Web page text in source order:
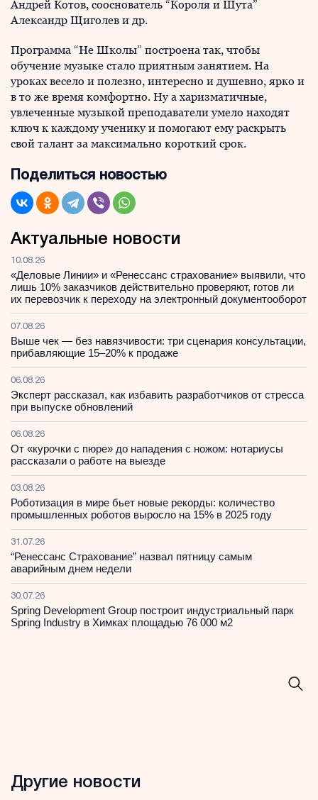
Андрей Котов, сооснователь “Короля и Шута”
Александр Щиголев и др.
Программа “Не Школы” построена так, чтобы
обучение музыке стало приятным занятием. На
уроках весело и полезно, интересно и душевно, ярко и
в то же время комфортно. Ну а харизматичные,
увлеченные музыкой преподаватели умело находят
ключ к каждому ученику и помогают ему раскрыть
свой талант за максимально короткий срок.
Поделиться новостью
Актуальные новости
10.08.26
«Деловые Линии» и «Ренессанс страхование» выявили, что
лишь 10% заказчиков действительно проверяют, готов ли
их перевозчик к переходу на электронный документооборот
07.08.26
Выше чек — без навязчивости: три сценария консультации,
прибавляющие 15–20% к продаже
06.08.26
Эксперт рассказал, как избавить разработчиков от стресса
при выпуске обновлений
06.08.26
От «курочки с пюре» до нападения с ножом: нотариусы
рассказали о работе на выезде
03.08.26
Роботизация в мире бьет новые рекорды: количество
промышленных роботов выросло на 15% в 2025 году
31.07.26
“Ренессанс Страхование” назвал пятницу самым
аварийным днем недели
30.07.26
Spring Development Group построит индустриальный парк
Spring Industry в Химках площадью 76 000 м2
Другие новости